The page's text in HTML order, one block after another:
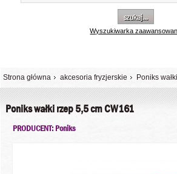
szukaj...
Wyszukiwarka
Strona główna akcesoria fryzjerskie Poniks
Poniks wałki rzep 5,5 cm CW161
PRODUCENT: Poniks